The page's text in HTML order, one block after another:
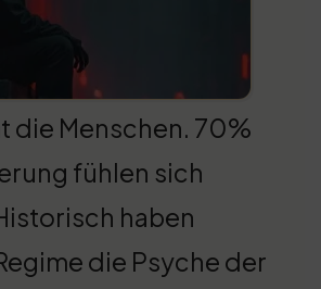
die Menschen. 70%
fühlen sich
haben
die Psyche der